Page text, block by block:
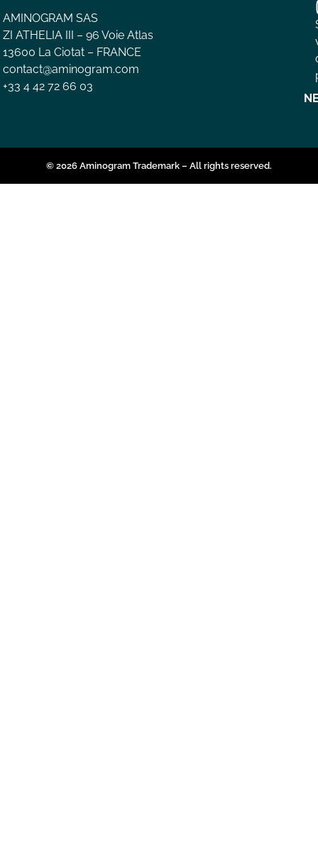
AMINOGRAM SAS
ZI ATHELIA III – 96 Voie Atlas
13600 La Ciotat – FRANCE
contact@aminogram.com
+33 4 42 72 66 03
© 2026 Aminogram Trademark – All rights reserved.